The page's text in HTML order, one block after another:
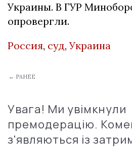
Украины. В ГУР
опровергли.
Россия, суд,Украина
← РАНЕЕ
Увага! Ми увімкнули
премодерацію.
з'являються із